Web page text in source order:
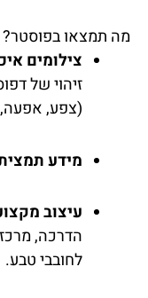
מה תמצאו בפוסטר?
צילומים
זיהוי של
(צפע, אפעה,
מידע
עיצוב
הדרכה,
לחובבי טבע.